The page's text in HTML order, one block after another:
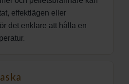
effektlägen eller
det enklare att hålla en